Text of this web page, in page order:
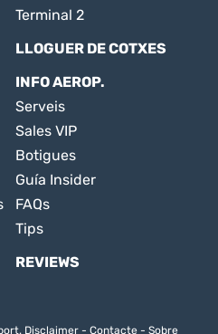
Terminal 2
LLOGUER DE COTXES
INFO AEROP.
Serveis
Sales VIP
Botigues
Guía Insider
FAQs
Tips
REVIEWS
Disclaimer - Contacte - Sobre